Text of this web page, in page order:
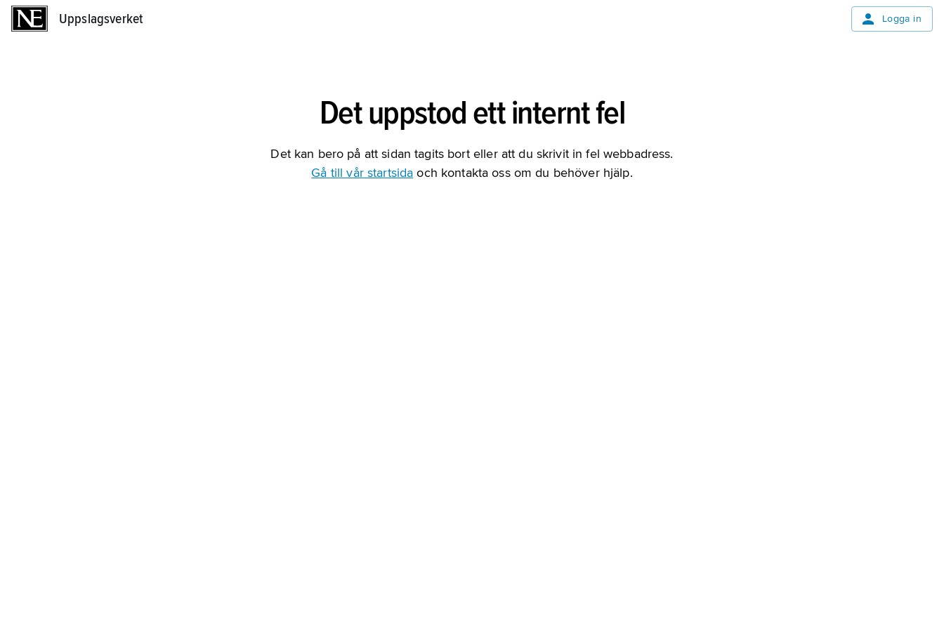
Uppslagsverket Logga in
Det uppstod ett internt fel
Det kan bero på att sidan tagits bort eller att du skrivit in fel webbadress.
Gå till vår startsida och kontakta oss om du behöver hjälp.